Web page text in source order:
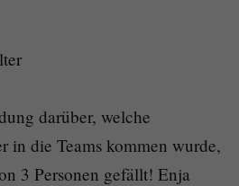
darüber, welche
in die Teams kommen wurde,
3 Personen gefällt! Enja